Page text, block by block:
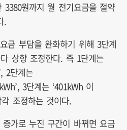
원까지 월 전기요금을 절약
.
금 부담을 완화하기 위해 3단계
상향 조정한다. 즉 1단계는
2단계는
3단계는 ‘401kWh 이
조정하는 것이다.
가로 누진 구간이 바뀌면 요금